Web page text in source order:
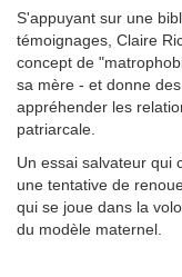
S'appuyant sur une
témoignages, Claire
concept de
sa mère - et donne
appréhender les
patriarcale.
Un essai salvateur qui
une tentative de
qui se joue dans la
du modèle maternel.